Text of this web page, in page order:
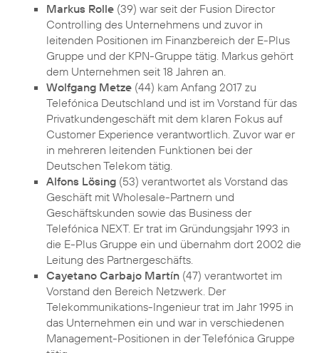
Markus Rolle (39) war seit der Fusion Director
Controlling des Unternehmens und zuvor in
leitenden Positionen im Finanzbereich der E-Plus
Gruppe und der KPN-Gruppe tätig. Markus gehört
dem Unternehmen seit 18 Jahren an.
Wolfgang Metze (44) kam Anfang 2017 zu
Telefónica Deutschland und ist im Vorstand für das
Privatkundengeschäft mit dem klaren Fokus auf
Customer Experience verantwortlich. Zuvor war er
in mehreren leitenden Funktionen bei der
Deutschen Telekom tätig.
Alfons Lösing (53) verantwortet als Vorstand das
Geschäft mit Wholesale-Partnern und
Geschäftskunden sowie das Business der
Telefónica NEXT. Er trat im Gründungsjahr 1993 in
die E-Plus Gruppe ein und übernahm dort 2002 die
Leitung des Partnergeschäfts.
Cayetano Carbajo Martín (47) verantwortet im
Vorstand den Bereich Netzwerk. Der
Telekommunikations-Ingenieur trat im Jahr 1995 in
das Unternehmen ein und war in verschiedenen
Management-Positionen in der Telefónica Gruppe